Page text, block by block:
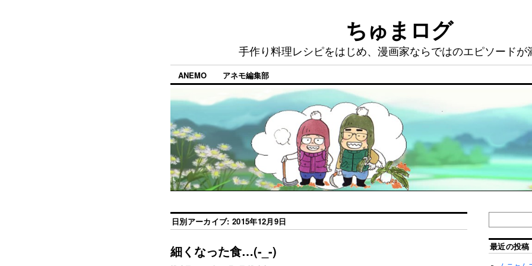
ちゅまログ
手作り料理レシピをはじめ、漫画家ならではのエピソードが
ANEMO アネモ編集部
日別アーカイブ: 2015年12月9日
細くなった食…(-_-) 最近の投稿